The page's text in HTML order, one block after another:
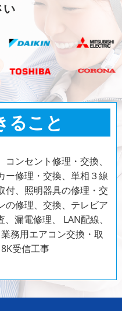
い
ること
ンセント修理・交換、
ー修理・交換、単相３線
付、照明器具の修理・交
の修理、交換、テレビア
漏電修理、 LAN配線、
業務用エアコン交換・取
受信工事